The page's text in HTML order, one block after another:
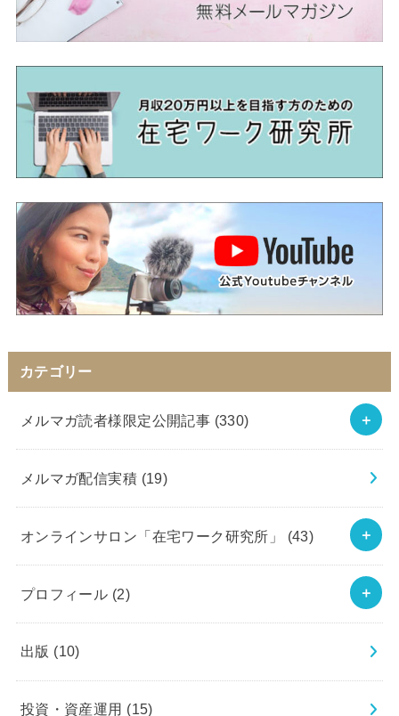
カテゴリー
メルマガ読者様限定公開記事 (330)
メルマガ配信実積 (19)
オンラインサロン「在宅ワーク研究所」 (43)
プロフィール (2)
出版 (10)
投資・資産運用 (15)